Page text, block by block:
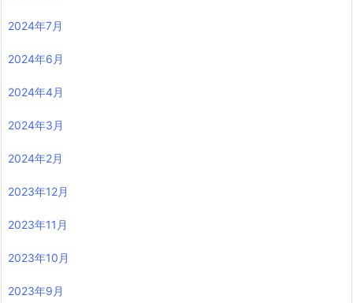
2024年7月
2024年6月
2024年4月
2024年3月
2024年2月
2023年12月
2023年11月
2023年10月
2023年9月